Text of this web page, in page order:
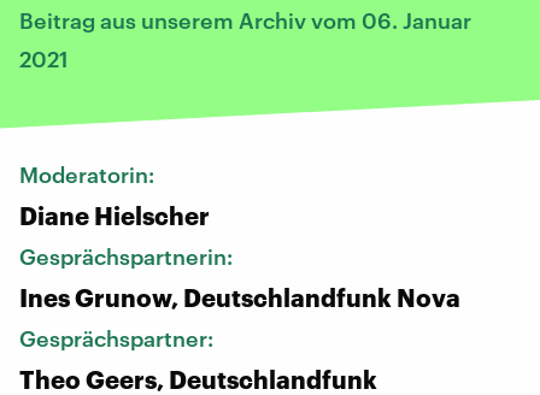
Beitrag aus unserem Archiv vom 06. Januar
2021
Moderatorin:
Diane Hielscher
Gesprächspartnerin:
Ines Grunow, Deutschlandfunk Nova
Gesprächspartner:
Theo Geers, Deutschlandfunk